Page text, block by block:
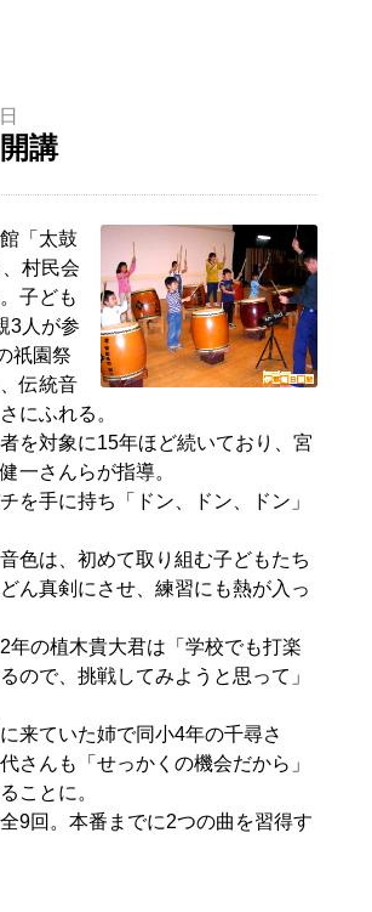
講
「太鼓
村民会
子ども
3人が参
祇園祭
伝統音
にふれる。
を対象に15年ほど続いており、宮
一さんらが指導。
を手に持ち「ドン、ドン、ドン」
色は、初めて取り組む子どもたち
ん真剣にさせ、練習にも熱が入っ
の植木貴大君は「学校でも打楽
ので、挑戦してみようと思って」
来ていた姉で同小4年の千尋さ
さんも「せっかくの機会だから」
ことに。
9回。本番までに2つの曲を習得す